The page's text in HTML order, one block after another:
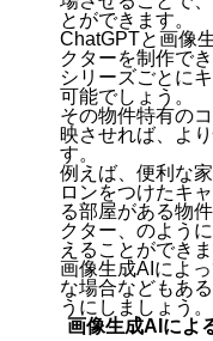
とができます。
ChatGPTと画像
クターを制作で
シリーズごとに
可能でしょう。
その物件特有の
映させれば、よ
す。
例えば、便利な
ロンをつけたキ
る部屋がある物
クター、のよう
えることができま
画像生成AIによ
な場合などもあ
うにしましょう。
画像生成AIによ